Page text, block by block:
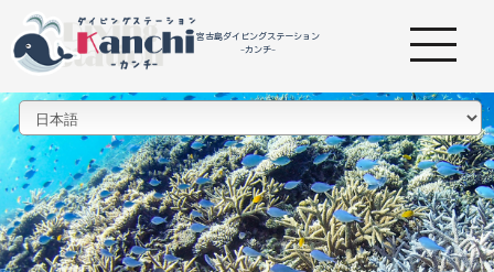
宮古島ダイビングステーション
-カンチ-